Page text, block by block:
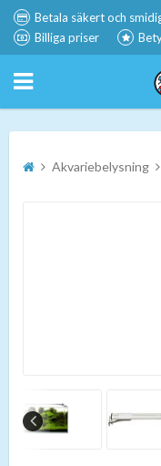
Betala säkert och
Billiga priser
Akvariebelysning